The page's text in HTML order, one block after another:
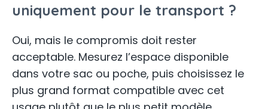
uniquement pour le transport ?
Oui, mais le compromis doit rester
acceptable. Mesurez l’espace disponible
dans votre sac ou poche, puis choisissez le
plus grand format compatible avec cet